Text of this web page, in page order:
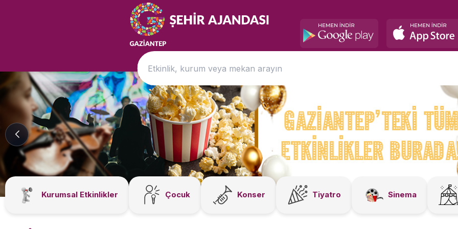
Kurumsal Etkinlikler Çocuk Konser Tiyatro Sinema